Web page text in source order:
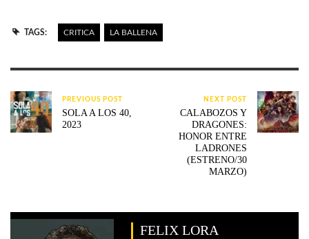
TAGS: CRITICA LA BALLENA
PREVIOUS POST
SOLA A LOS 40,
2023
NEXT POST
CALABOZOS Y
DRAGONES:
HONOR ENTRE
LADRONES
(ESTRENO/30
MARZO)
FELIX LORA